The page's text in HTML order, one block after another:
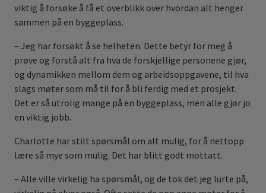
viktig å forsøke å få et overblikk over hvordan alt henger
sammen på en byggeplass.
– Jeg har forsøkt å se helheten. Dette betyr for meg å
prøve og forstå alt fra hva de forskjellige personene gjør,
og dynamikken mellom dem og arbeidsoppgavene, til hva
slags møter som må til for å bli ferdig med et prosjekt.
Det er så utrolig mange på en byggeplass, men alle gjør jo
en viktig jobb.
Charlotte har stilt spørsmål om alt mulig, for å nettopp
lære så mye som mulig. Det har blitt godt mottatt.
– Alle ville virkelig ha spørsmål, og de tok det jeg lurte på,